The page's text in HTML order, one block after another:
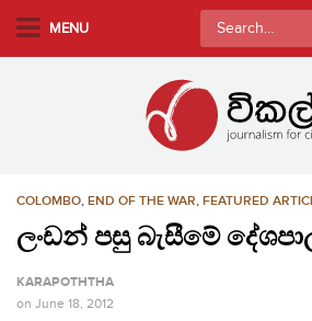
MENU
Search
for:
COLOMBO, END OF THE WAR, FEATURED
ලංඩන් පසු බැසීමේ
KARAPOTHTHA
on June 18, 2012